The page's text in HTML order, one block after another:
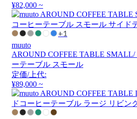
¥82,000 ~
+1
muuto
AROUND COFFEE TABLE SMALL/
ーテーブル スモール
定価/上代:
¥89,000 ~